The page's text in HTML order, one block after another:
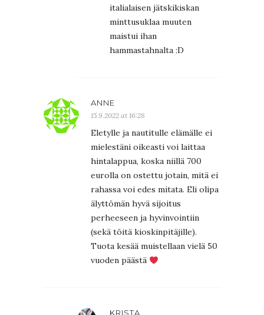
italialaisen jätskikiskan
minttusuklaa muuten
maistui ihan
hammastahnalta :D
ANNE
15.9.2022 at 16:28
Eletylle ja nautitulle elämälle ei
mielestäni oikeasti voi laittaa
hintalappua, koska niillä 700
eurolla on ostettu jotain, mitä ei
rahassa voi edes mitata. Eli olipa
älyttömän hyvä sijoitus
perheeseen ja hyvinvointiin
(sekä töitä kioskinpitäjille).
Tuota kesää muistellaan vielä 50
vuoden päästä
KRISTA